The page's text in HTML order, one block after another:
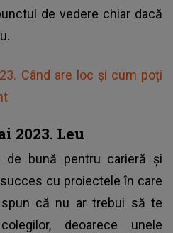
de vedere chiar dacă
Când are loc și cum poți
2023. Leu
de bună pentru carieră și
cu proiectele în care
că nu ar trebui să te
deoarece unele